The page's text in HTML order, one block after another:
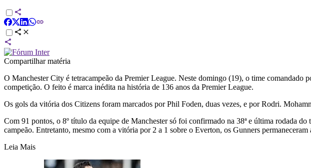
Compartilhar matéria
O Manchester City é tetracampeão da Premier League. Neste domingo (19), o time
competição. O feito é marca inédita na história de 136 anos da Premier League.
Os gols da vitória dos Citizens foram marcados por Phil Foden, duas vezes, e por Rodri.
Com 91 pontos, o 8º título da equipe de Manchester só foi confirmado na 38ª e última rodada
campeão. Entretanto, mesmo com a vitória por 2 a 1 sobre o Everton, os Gunners
Leia Mais